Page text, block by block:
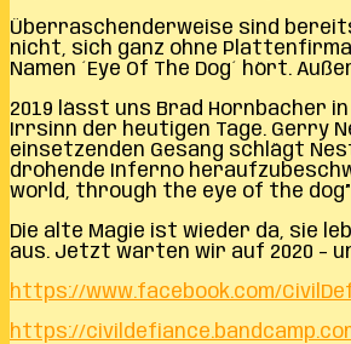
Überraschenderweise sind
nicht, sich ganz ohne Plattenfirma
Namen ´Eye Of The Dog´ hört.
2019 lässt uns Brad Hornbacher
Irrsinn der heutigen Tage. Gerry
einsetzenden Gesang schlägt
drohende Inferno
world, through the eye of the
Die alte Magie ist wieder da, sie
aus. Jetzt warten wir auf 2020 –
https://www.facebook.com/
https://